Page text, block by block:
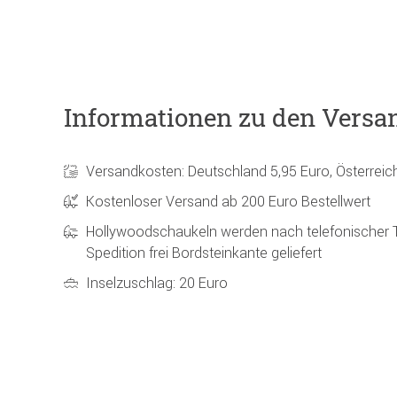
Informationen zu den
Versandkosten: Deutschland 5,95 Euro,
Kostenloser Versand ab 200 Euro Bestellwert
Hollywoodschaukeln werden nach telefonischer
Spedition frei Bordsteinkante geliefert
Inselzuschlag: 20 Euro